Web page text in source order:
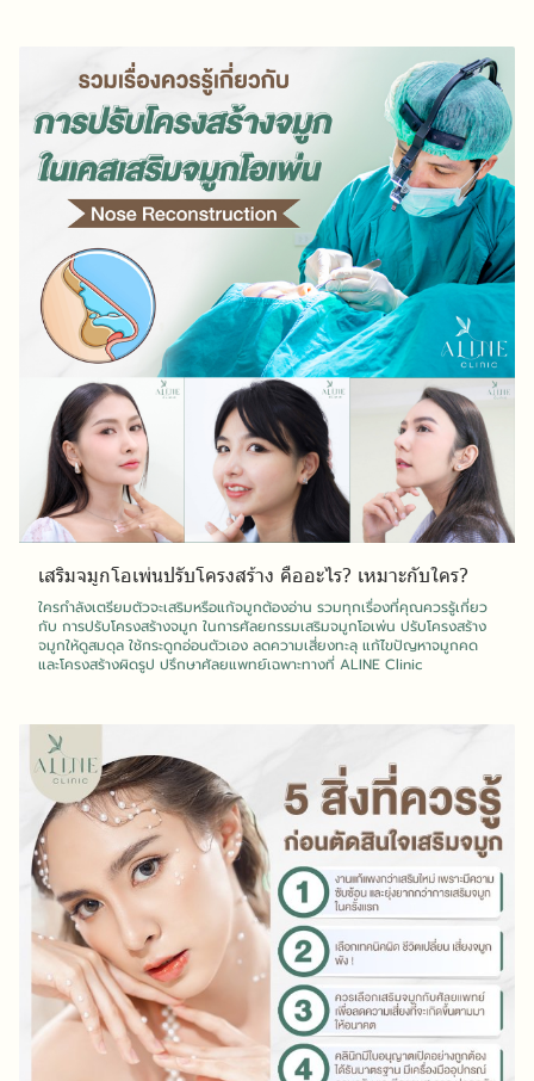
เสริมจมูกโอเพ่นปรับโครงสร้าง คืออะไร? เหมาะกับใคร?
ใครกำลังเตรียมตัวจะเสริมหรือแก้จมูกต้องอ่าน รวมทุกเรื่องที่คุณควรรู้เกี่ยว
กับ การปรับโครงสร้างจมูก ในการศัลยกรรมเสริมจมูกโอเพ่น ปรับโครงสร้าง
จมูกให้ดูสมดุล ใช้กระดูกอ่อนตัวเอง ลดความเสี่ยงทะลุ แก้ไขปัญหาจมูกคด
และโครงสร้างผิดรูป ปรึกษาศัลยแพทย์เฉพาะทางที่ ALINE Clinic